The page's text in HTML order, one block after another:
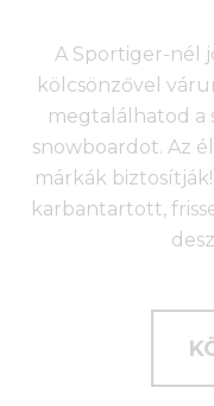
A Sportiger-nél
kölcsönzővel
megtalálhatod a
snowboardot. Az
márkák
karbantartott,